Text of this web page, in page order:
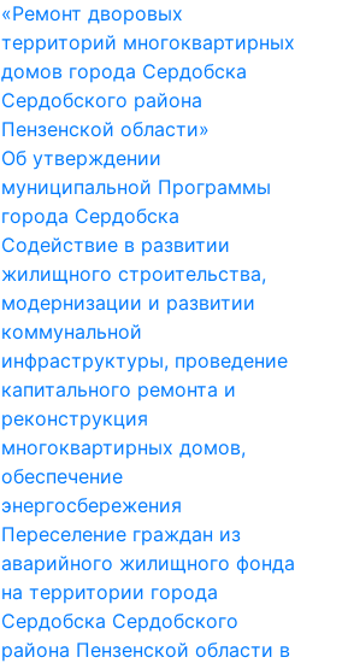
«Ремонт дворовых
территорий многоквартирных
домов города Сердобска
Сердобского района
Пензенской области»
Об утверждении
муниципальной Программы
города Сердобска
Содействие в развитии
жилищного строительства,
модернизации и развитии
коммунальной
инфраструктуры, проведение
капитального ремонта и
реконструкция
многоквартирных домов,
обеспечение
энергосбережения
Переселение граждан из
аварийного жилищного фонда
на территории города
Сердобска Сердобского
района Пензенской области в